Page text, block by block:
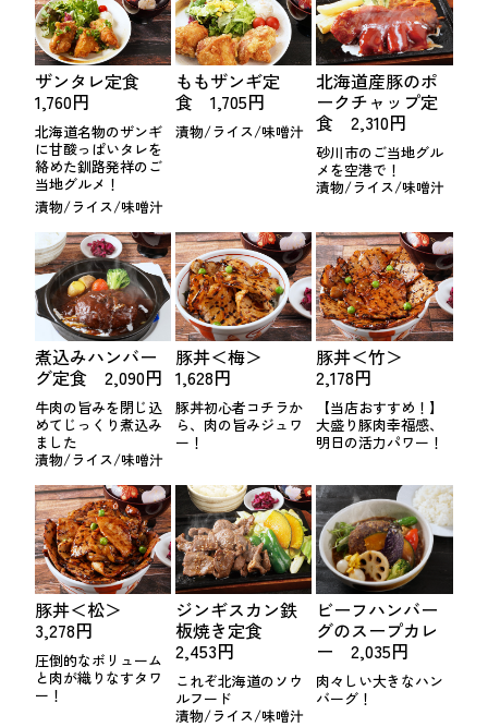
ザンタレ定食
1,760円
北海道名物のザンギ
に甘酸っぱいタレを
絡めた釧路発祥のご
当地グルメ！
漬物/ライス/味噌汁
ももザンギ定
食 1,705円
漬物/ライス/味噌汁
北海道産豚のポ
ークチャップ定
食 2,310円
砂川市のご当地グル
メを空港で！
漬物/ライス/味噌汁
煮込みハンバー
グ定食 2,090円
牛肉の旨みを閉じ込
めてじっくり煮込み
ました
漬物/ライス/味噌汁
豚丼＜梅＞
1,628円
豚丼初心者コチラか
ら、肉の旨みジュワ
ー！
豚丼＜竹＞
2,178円
【当店おすすめ！】
大盛り豚肉幸福感、
明日の活力パワー！
豚丼＜松＞
3,278円
圧倒的なボリューム
と肉が織りなすタワ
ー！
ジンギスカン鉄
板焼き定食
2,453円
これぞ北海道のソウ
ルフード
漬物/ライス/味噌汁
ビーフハンバー
グのスープカレ
ー 2,035円
肉々しい大きなハン
バーグ！